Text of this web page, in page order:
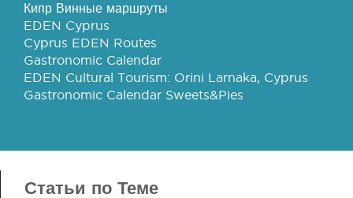
Кипр Винные маршруты
EDEN Cyprus
Cyprus EDEN Routes
Gastronomic Calendar
EDEN Cultural Tourism: Orini Larnaka, Cyprus
Gastronomic Calendar Sweets&Pies
Статьи по Теме